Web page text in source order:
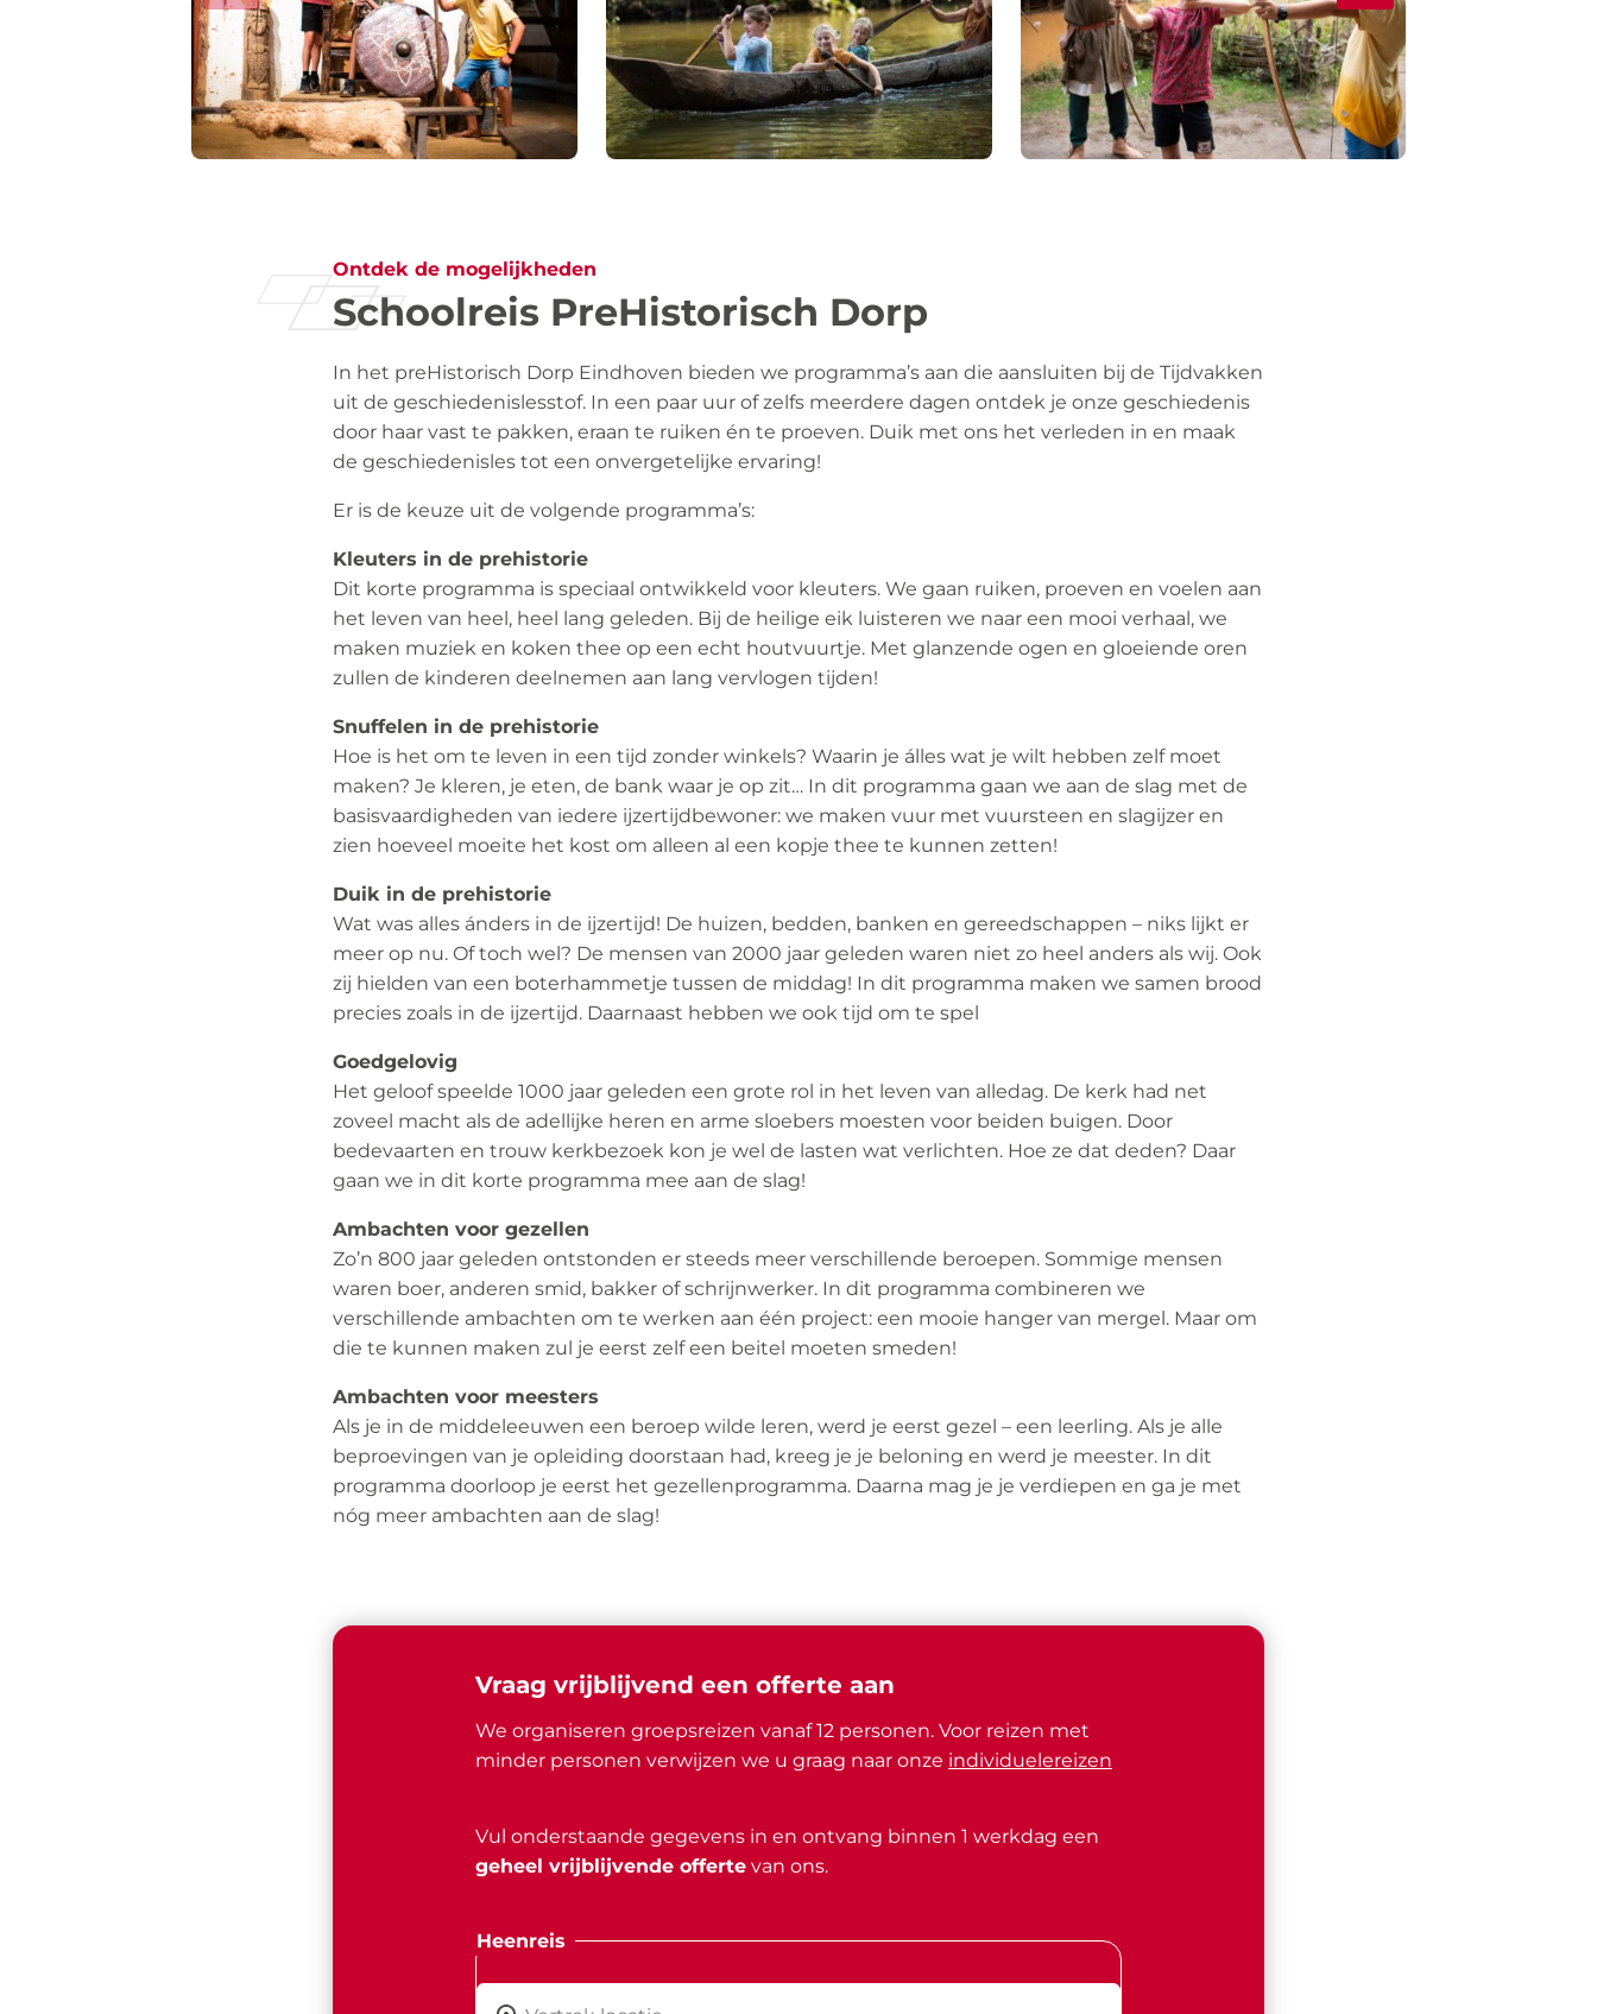
Ontdek de mogelijkheden
Schoolreis PreHistorisch Dorp
In het preHistorisch Dorp Eindhoven bieden we programma’s aan die aansluiten bij de Tijdvakken
uit de geschiedenislesstof. In een paar uur of zelfs meerdere dagen ontdek je onze geschiedenis
door haar vast te pakken, eraan te ruiken én te proeven. Duik met ons het verleden in en maak
de geschiedenisles tot een onvergetelijke ervaring!
Er is de keuze uit de volgende programma’s:
Kleuters in de prehistorie
Dit korte programma is speciaal ontwikkeld voor kleuters. We gaan ruiken, proeven en voelen aan
het leven van heel, heel lang geleden. Bij de heilige eik luisteren we naar een mooi verhaal, we
maken muziek en koken thee op een echt houtvuurtje. Met glanzende ogen en gloeiende oren
zullen de kinderen deelnemen aan lang vervlogen tijden!
Snuffelen in de prehistorie
Hoe is het om te leven in een tijd zonder winkels? Waarin je álles wat je wilt hebben zelf moet
maken? Je kleren, je eten, de bank waar je op zit… In dit programma gaan we aan de slag met de
basisvaardigheden van iedere ijzertijdbewoner: we maken vuur met vuursteen en slagijzer en
zien hoeveel moeite het kost om alleen al een kopje thee te kunnen zetten!
Duik in de prehistorie
Wat was alles ánders in de ijzertijd! De huizen, bedden, banken en gereedschappen – niks lijkt er
meer op nu. Of toch wel? De mensen van 2000 jaar geleden waren niet zo heel anders als wij. Ook
zij hielden van een boterhammetje tussen de middag! In dit programma maken we samen brood
precies zoals in de ijzertijd. Daarnaast hebben we ook tijd om te spel
Goedgelovig
Het geloof speelde 1000 jaar geleden een grote rol in het leven van alledag. De kerk had net
zoveel macht als de adellijke heren en arme sloebers moesten voor beiden buigen. Door
bedevaarten en trouw kerkbezoek kon je wel de lasten wat verlichten. Hoe ze dat deden? Daar
gaan we in dit korte programma mee aan de slag!
Ambachten voor gezellen
Zo’n 800 jaar geleden ontstonden er steeds meer verschillende beroepen. Sommige mensen
waren boer, anderen smid, bakker of schrijnwerker. In dit programma combineren we
verschillende ambachten om te werken aan één project: een mooie hanger van mergel. Maar om
die te kunnen maken zul je eerst zelf een beitel moeten smeden!
Ambachten voor meesters
Als je in de middeleeuwen een beroep wilde leren, werd je eerst gezel – een leerling. Als je alle
beproevingen van je opleiding doorstaan had, kreeg je je beloning en werd je meester. In dit
programma doorloop je eerst het gezellenprogramma. Daarna mag je je verdiepen en ga je met
nóg meer ambachten aan de slag!
Vraag vrijblijvend een offerte aan
We organiseren groepsreizen vanaf 12 personen. Voor reizen met
minder personen verwijzen we u graag naar onze individuelereizen
Vul onderstaande gegevens in en ontvang binnen 1 werkdag een
geheel vrijblijvende offerte van ons.
Heenreis